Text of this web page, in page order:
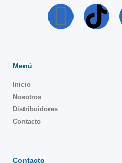
Menú
Inicio
Nosotros
Distribuidores
Contacto
Contacto